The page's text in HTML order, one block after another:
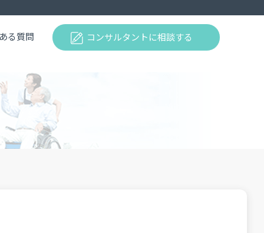
る質問 コンサルタントに相談する